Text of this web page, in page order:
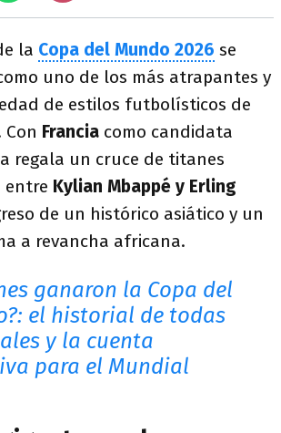
la Copa del Mundo 2026 se
uno de los más atrapantes y
de estilos futbolísticos de
Francia como candidata
regala un cruce de titanes
entre Kylian Mbappé y Erling
de un histórico asiático y un
a revancha africana.
ganaron la Copa del
el historial de todas
y la cuenta
para el Mundial